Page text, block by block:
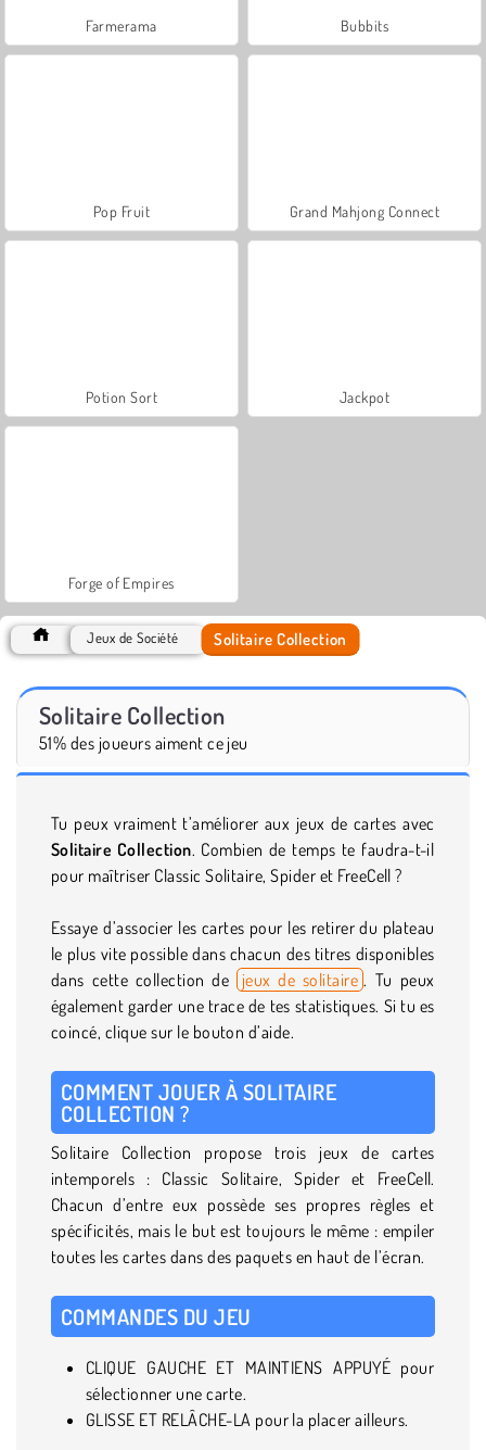
Farmerama Bubbits
Pop Fruit Grand Mahjong Connect
Potion Sort Jackpot
Forge of Empires
Jeux de Société Solitaire Collection
Solitaire Collection
51% des joueurs aiment ce jeu
Tu peux vraiment t’améliorer aux jeux de cartes avec
Solitaire Collection. Combien de temps te faudra-t-il
pour maîtriser Classic Solitaire, Spider et FreeCell ?
Essaye d’associer les cartes pour les retirer du plateau
le plus vite possible dans chacun des titres disponibles
dans cette collection de
jeux de solitaire . Tu peux
également garder une trace de tes statistiques. Si tu es
coincé, clique sur le bouton d’aide.
COMMENT JOUER À SOLITAIRE
COLLECTION ?
Solitaire Collection propose trois jeux de cartes
intemporels : Classic Solitaire, Spider et FreeCell.
Chacun d’entre eux possède ses propres règles et
spécificités, mais le but est toujours le même : empiler
toutes les cartes dans des paquets en haut de l’écran.
COMMANDES DU JEU
CLIQUE GAUCHE ET MAINTIENS APPUYÉ pour
sélectionner une carte.
GLISSE ET RELÂCHE-LA pour la placer ailleurs.